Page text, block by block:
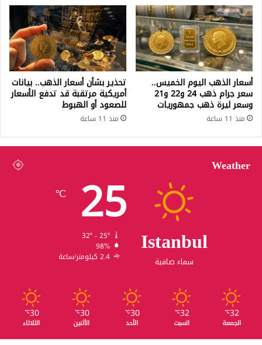
أسعار الذهب اليوم الخميس..
سعر جرام ذهب 24 و22 و21
وسعر ليرة ذهب جمهوريات
منذ 11 ساعة
تحذير بشأن أسعار الذهب.. بيانات
أمريكية مرتقبة قد تدفع الأسعار
للصعود أو الهبوط
منذ 11 ساعة
Weather
Istanbul
سماء صافية
25
℃
32º - 25º
98%
2.4 كيلومتر/ساعة
32
℃
الجمعة
32
℃
السبت
30
℃
الأحد
30
℃
الأثنين
30
℃
الثلاثاء